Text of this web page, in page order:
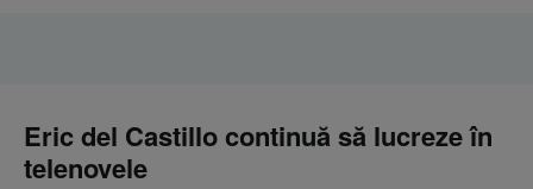
Eric del Castillo continuă să lucreze în
telenovele